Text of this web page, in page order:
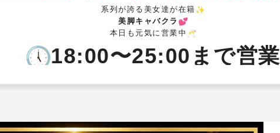
系列が誇る美女達が在籍
美脚キャバクラ
本日も元気に営業中
18:00〜25:00まで営業
18:00〜20:30